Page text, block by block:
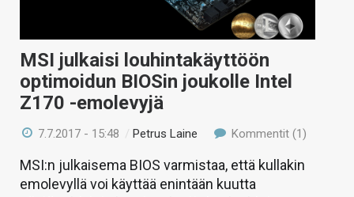
MSI julkaisi louhintakäyttöön
optimoidun BIOSin joukolle Intel
Z170 -emolevyjä
7.7.2017 - 15:48 /Petrus Laine Kommentit (1)
MSI:n julkaisema BIOS varmistaa, että kullakin
emolevyllä voi käyttää enintään kuutta